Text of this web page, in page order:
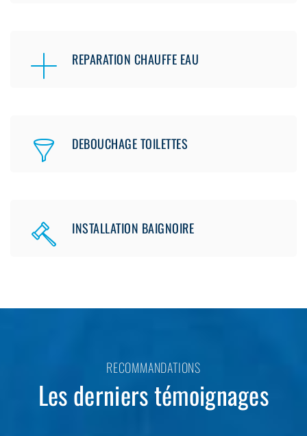
REPARATION CHAUFFE EAU
DEBOUCHAGE TOILETTES
INSTALLATION BAIGNOIRE
RECOMMANDATIONS
Les derniers témoignages